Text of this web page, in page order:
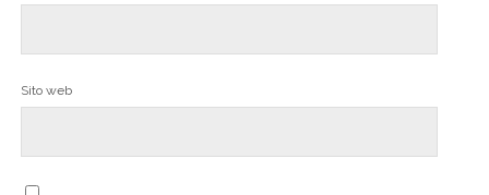
Sito web